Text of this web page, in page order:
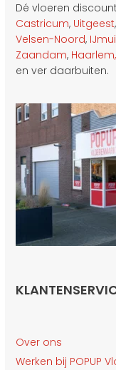
Dé vloeren
Castricum, Uitgeest,
Velsen-Noord,
Zaandam, Haarlem,
en ver daarbuiten.
Over ons
Werken bij POPUP